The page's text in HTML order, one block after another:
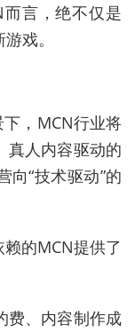
言，绝不仅是
戏。
，MCN行业将
真人内容驱动的
向“技术驱动”的
的MCN提供了
费、内容制作成